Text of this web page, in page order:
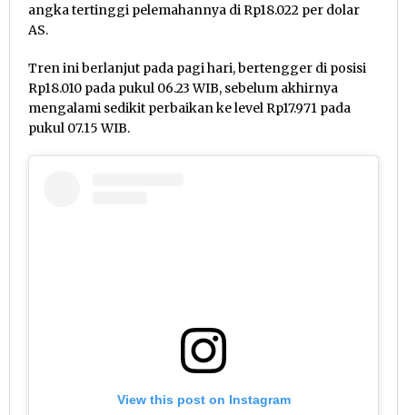
angka tertinggi pelemahannya di Rp18.022 per dolar
AS.
Tren ini berlanjut pada pagi hari, bertengger di posisi
Rp18.010 pada pukul 06.23 WIB, sebelum akhirnya
mengalami sedikit perbaikan ke level Rp17.971 pada
pukul 07.15 WIB.
View this post on Instagram